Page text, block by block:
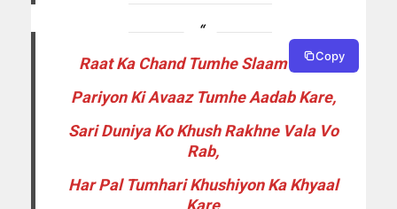
Raat Ka Chand Tumhe Slaam Kare,
Pariyon Ki Avaaz Tumhe Aadab Kare,
Sari Duniya Ko Khush Rakhne Vala Vo
Rab,
Har Pal Tumhari Khushiyon Ka Khyaal
Copy